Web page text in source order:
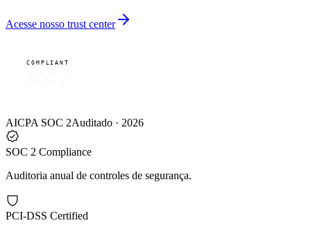
Acesse nosso trust center
COMPLIANT
AICPA SOC 2Auditado · 2026
SOC 2 Compliance
Auditoria anual de controles de segurança.
PCI-DSS Certified